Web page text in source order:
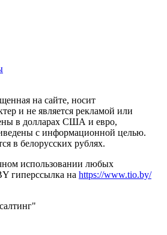
на сайте, носит
и не является рекламой или
в долларах США и евро,
с информационной целью.
в белорусских рублях.
использовании любых
гиперссылка на https://www.tio.by/